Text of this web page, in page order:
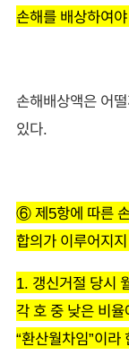
손해를 배상하여
손해배상액은 어
있다.
⑥ 제5항에 따른
합의가 이루어지
1. 갱신거절 당시
각 호 중 낮은 비
“환산월차임”이